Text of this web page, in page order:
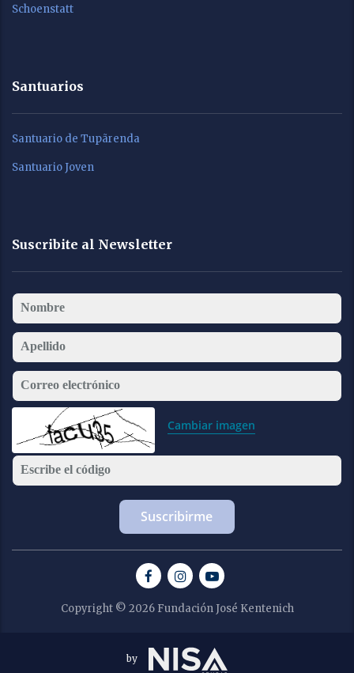
Schoenstatt
Santuarios
Santuario de Tupãrenda
Santuario Joven
Suscribite al Newsletter
Nombre
Apellido
Correo electrónico
Cambiar imagen
Escribe el código
Copyright © 2026 Fundación José Kentenich
by